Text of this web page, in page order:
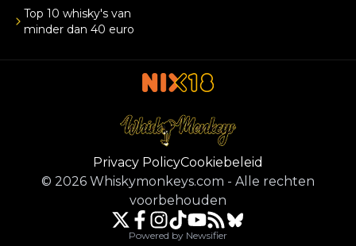
Top 10 whisky's van
minder dan 40 euro
Privacy PolicyCookiebeleid
© 2026 Whiskymonkeys.com - Alle rechten
voorbehouden
Powered by Newsifier